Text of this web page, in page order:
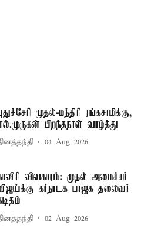
முதல்-மந்திரி ரங்கசாமிக்கு,
பிறந்தநாள் வாழ்த்து
04 Aug 2026
விவகாரம்: முதல் அமைச்சர்
கர்நாடக பாஜக தலைவர்
02 Aug 2026